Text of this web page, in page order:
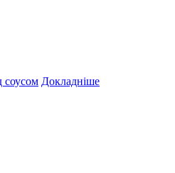
соусом Докладніше